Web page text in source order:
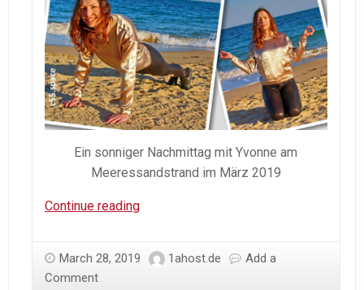
Ein sonniger Nachmittag mit Yvonne am
Meeressandstrand im März 2019
Continue readingSonniger
Yvonne
March 28, 2019 1ahost.de
Add a
Comment